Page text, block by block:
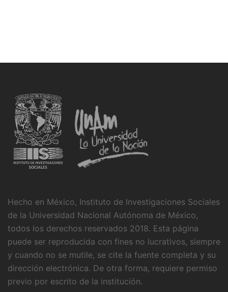
Hecho en México, Instituto de Investigaciones Sociales
de la Universidad Nacional Autónoma de México,
todos los derechos reservados 2018. Esta página
puede ser reproducida con fines no lucrativos, siempre
y cuando no se mutile, se cite la fuente completa y su
dirección electrónica. De otra forma, requiere permiso
previo por escrito de la institución.